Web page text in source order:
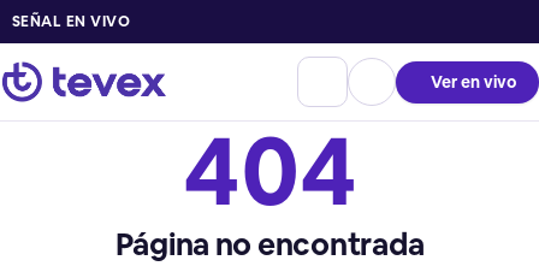
SEÑAL EN VIVO
Ver en vivo
404
Página no encontrada